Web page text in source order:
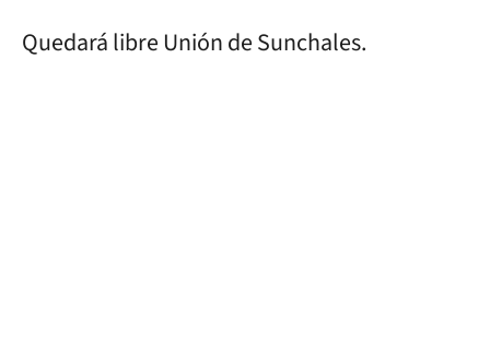
Quedará libre Unión de Sunchales.